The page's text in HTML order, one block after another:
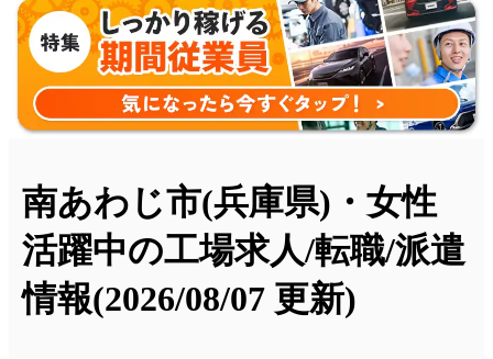
南あわじ市(兵庫県)・女性
活躍中の工場求人/転職/派遣
情報(2026/08/07 更新)